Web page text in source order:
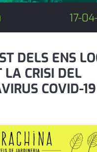
agenda
empresa
entrevista
medi ambient
subscripció
contacte
farmàcies
calendari
17-
DELS ENS
CRISI DEL
COVID-19